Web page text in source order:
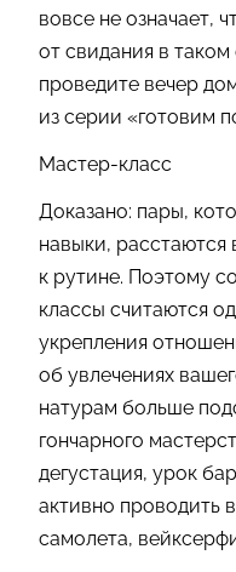
вовсе не означает,
от свидания в
проведите вечер
из серии «готовим
Мастер-класс
Доказано: пары,
навыки, расстаются
к рутине. Поэтому
классы считаются
укрепления
об увлечениях
натурам больше
гончарного
дегустация, урок
активно проводить
самолета,